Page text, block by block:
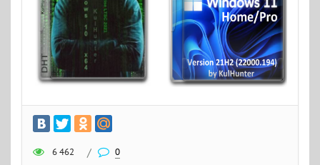
6 462 / 0